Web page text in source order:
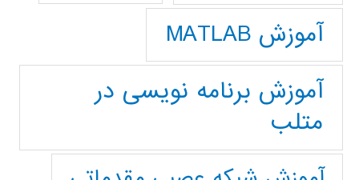
آموزش MATLAB
آموزش برنامه نویسی در
متلب